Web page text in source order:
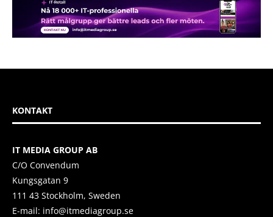
KONTAKT
IT MEDIA GROUP AB
C/O Convendum
Kungsgatan 9
111 43 Stockholm, Sweden
E-mail: info@itmediagroup.se